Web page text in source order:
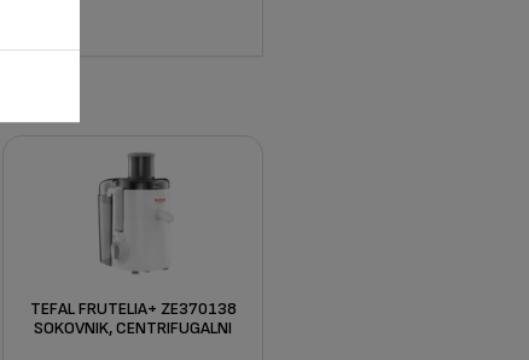
TEFAL FRUTELIA+ ZE370138
SOKOVNIK, CENTRIFUGALNI